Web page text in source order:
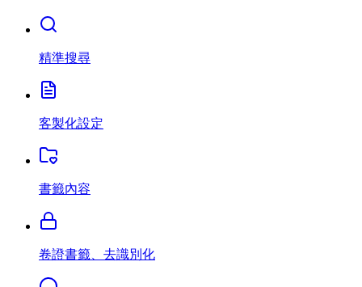
精準搜尋
客製化設定
書籤內容
卷證書籤、去識別化